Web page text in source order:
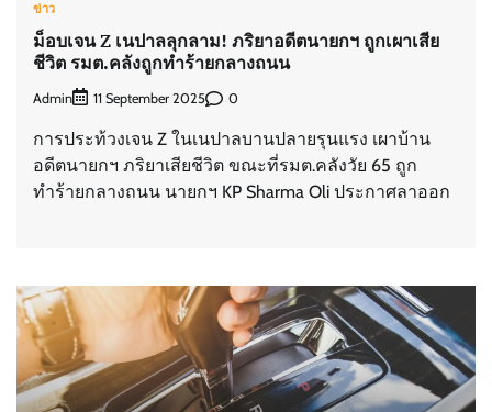
ข่าว
ม็อบเจน Z เนปาลลุกลาม! ภริยาอดีตนายกฯ ถูกเผาเสีย
ชีวิต รมต.คลังถูกทำร้ายกลางถนน
Admin 11 September 2025 0
การประท้วงเจน Z ในเนปาลบานปลายรุนแรง เผาบ้าน
อดีตนายกฯ ภริยาเสียชีวิต ขณะที่รมต.คลังวัย 65 ถูก
ทำร้ายกลางถนน นายกฯ KP Sharma Oli ประกาศลาออก